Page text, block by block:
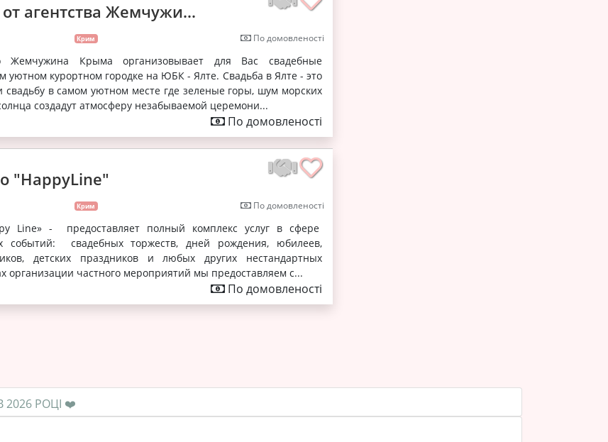
агентства Жемчужи...
Крим По домовленості
Жемчужина Крыма организовывает для Вас свадебные
уютном курортном городке на ЮБК - Ялте. Свадьба в Ялте - это
свадьбу в самом уютном месте где зеленые горы, шум морских
создадут атмосферу незабываемой церемони...
По домовленості
"HappyLine"
Крим По домовленості
Line» - предоставляет полный комплекс услуг в сфере
событий: свадебных торжеств, дней рождения, юбилеев,
детских праздников и любых других нестандартных
организации частного мероприятий мы предоставляем с...
По домовленості
❤️ ЯКА СЕРЕДНЯ ЦІНА НА ПОСЛУГУ В КРИМУ В 2026 РОЦІ ❤️